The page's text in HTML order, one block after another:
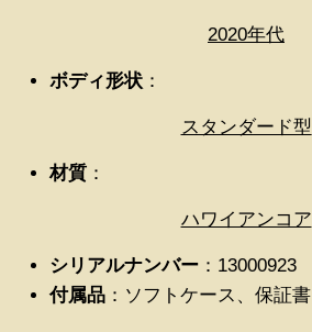
2020年代
ボディ形状：
スタンダード型
材質：
ハワイアンコア
シリアルナンバー：13000923
付属品：ソフトケース、保証書